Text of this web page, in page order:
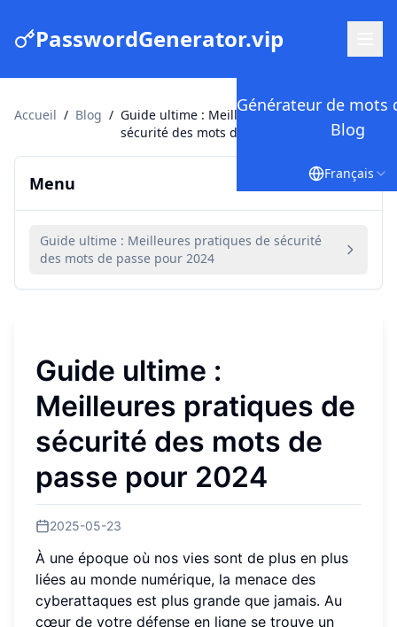
PasswordGenerator.vip
Générateur de mots
Blog
Français
Accueil / Blog / Guide ultime : Meilleures pratiques de
sécurité des mots de passe pour 2024
Menu
Guide ultime : Meilleures pratiques de sécurité
des mots de passe pour 2024
Guide ultime :
Meilleures pratiques de
sécurité des mots de
passe pour 2024
2025-05-23
À une époque où nos vies sont de plus en plus
liées au monde numérique, la menace des
cyberattaques est plus grande que jamais. Au
cœur de votre défense en ligne se trouve un